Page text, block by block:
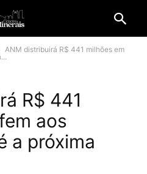
ANM distribuirá R$ 441 milhões em
R$ 441
aos
a próxima